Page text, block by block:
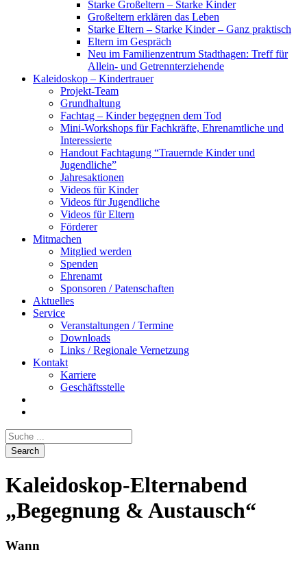
Starke Großeltern – Starke Kinder
Großeltern erklären das Leben
Starke Eltern – Starke Kinder – Ganz praktisch
Eltern im Gespräch
Neu im Familienzentrum Stadthagen: Treff für
Allein- und Getrennterziehende
Kaleidoskop – Kindertrauer
Projekt-Team
Grundhaltung
Fachtag – Kinder begegnen dem Tod
Mini-Workshops für Fachkräfte, Ehrenamtliche und
Interessierte
Handout Fachtagung “Trauernde Kinder und
Jugendliche”
Jahresaktionen
Videos für Kinder
Videos für Jugendliche
Videos für Eltern
Förderer
Mitmachen
Mitglied werden
Spenden
Ehrenamt
Sponsoren / Patenschaften
Aktuelles
Service
Veranstaltungen / Termine
Downloads
Links / Regionale Vernetzung
Kontakt
Karriere
Geschäftsstelle
Kaleidoskop-Elternabend
„Begegnung & Austausch“
Wann